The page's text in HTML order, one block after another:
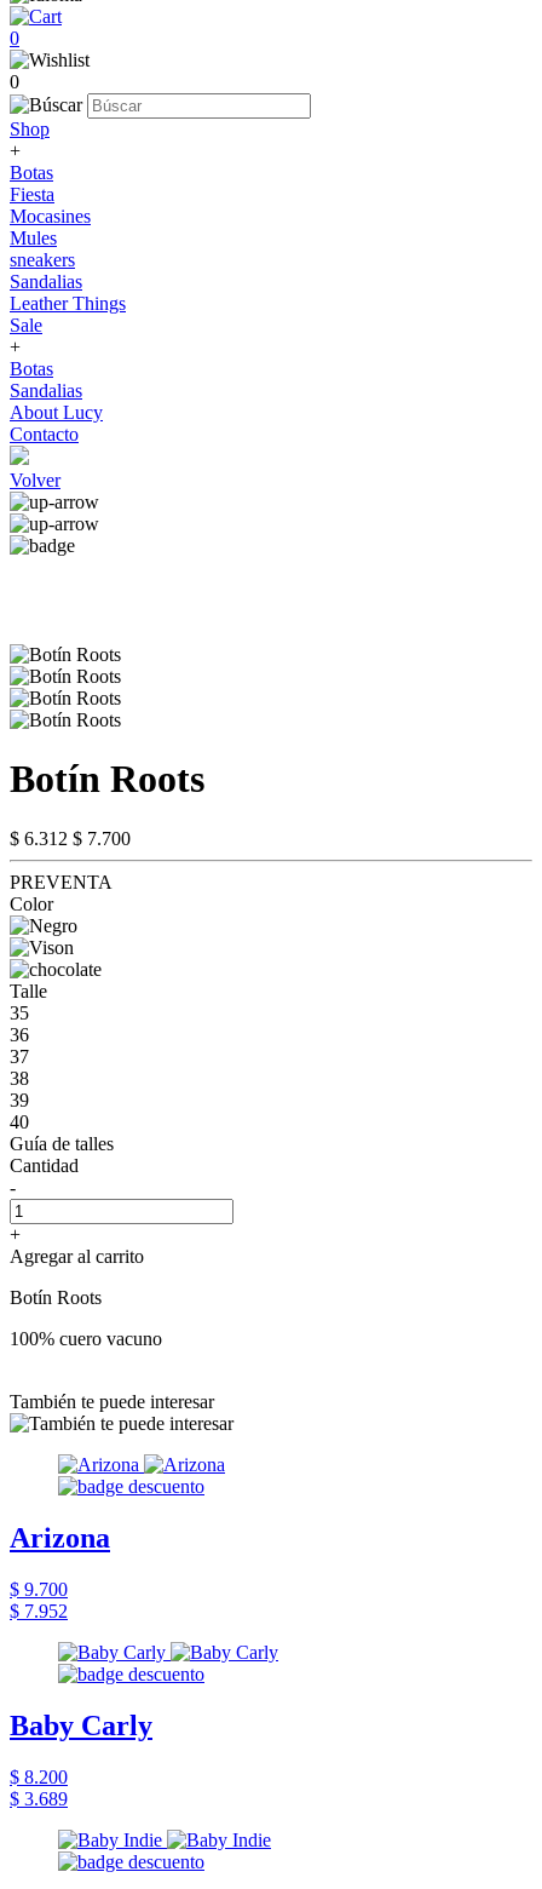
0
0
Shop
+
Botas
Fiesta
Mocasines
Mules
sneakers
Sandalias
Leather Things
Sale
+
Botas
Sandalias
About Lucy
Contacto
Volver
Botín Roots
$ 6.312 $ 7.700
PREVENTA
Color
Talle
35
36
37
38
39
40
Guía de talles
Cantidad
-
+
Agregar al carrito
Botín Roots
100% cuero vacuno
También te puede interesar
Arizona
$ 9.700
$ 7.952
Baby Carly
$ 8.200
$ 3.689